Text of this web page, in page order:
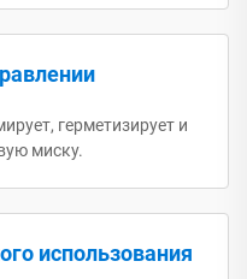
герметизирует и
миску.
использования